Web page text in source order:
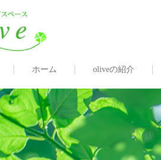
ホーム oliveの紹介